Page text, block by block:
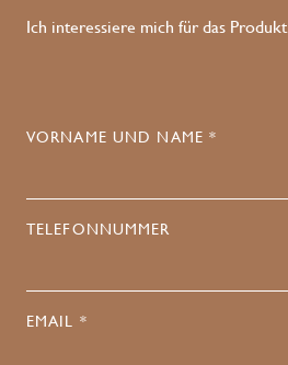
Ich interessiere mich für das Produkt
VORNAME UND NAME *
TELEFONNUMMER
EMAIL *